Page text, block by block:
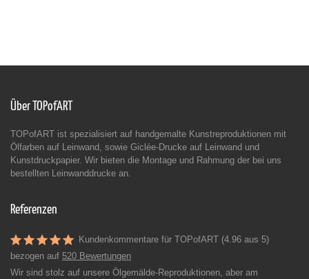
Über TOPofART
TOPofART ist spezialisiert auf handgemalte Kunstreproduktionen mit
Ölfarben auf Leinwand, sowie Giclée-Drucke auf Leinwand und
Kunstdruckpapier. Wir bieten die Montage und Rahmung der bei uns
bestellten Leinwanddrucke an.
Referenzen
Kundenkommentare für TOPofART (4.96 aus 5)
bezogen auf 520 Bewertungen
Wir sind stolz auf unsere Ölgemälde-Reproduktionen, aber am